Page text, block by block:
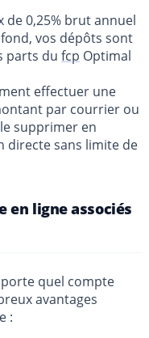
de 0,25% brut annuel
vos dépôts sont
parts du fcp Optimal
effectuer une
par courrier ou
supprimer en
directe sans limite de
en ligne associés
quel compte
avantages
: